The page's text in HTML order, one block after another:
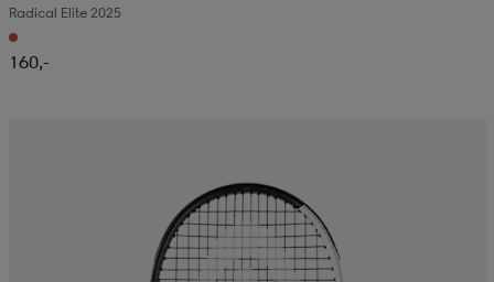
Radical Elite 2025
160,-